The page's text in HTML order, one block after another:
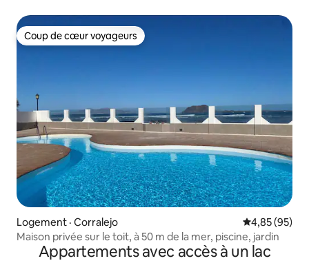
Coup de cœur voyageurs
Coup de cœur voyageurs
Logement · Corralejo Note
4,85 (95)
Maison privée sur le toit, à 50 m de la mer, piscine, jardin
Appartements avec accès à un lac